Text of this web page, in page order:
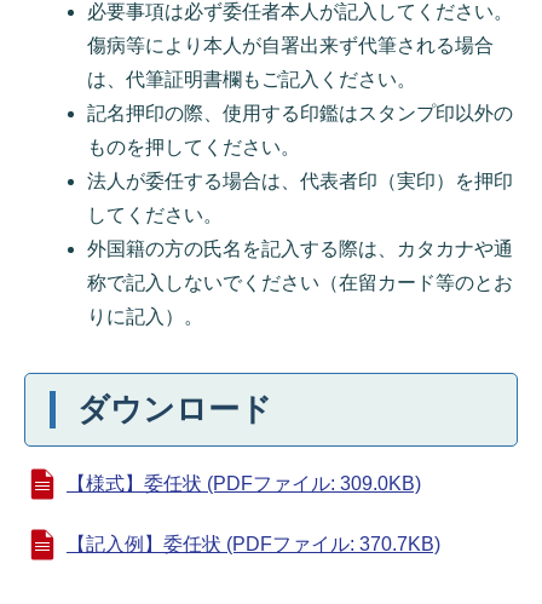
必要事項は必ず委任者本人が記入してください。
傷病等により本人が自署出来ず代筆される場合
は、代筆証明書欄もご記入ください。
記名押印の際、使用する印鑑はスタンプ印以外の
ものを押してください。
法人が委任する場合は、代表者印（実印）を押印
してください。
外国籍の方の氏名を記入する際は、カタカナや通
称で記入しないでください（在留カード等のとお
りに記入）。
ダウンロード
【様式】委任状 (PDFファイル: 309.0KB)
【記入例】委任状 (PDFファイル: 370.7KB)